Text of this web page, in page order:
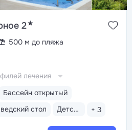
2★
500 м до пляжа
Бассейн открытый
стол Детская комната + 3
лечения